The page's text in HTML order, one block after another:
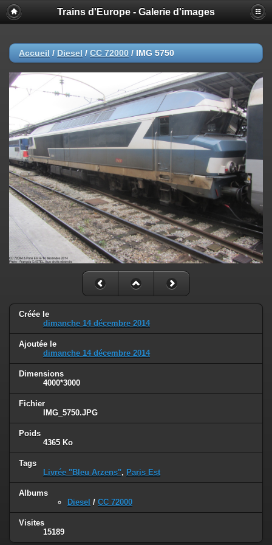
Trains d'Europe - Galerie d'images
Accueil / Diesel / CC 72000 / IMG 5750
Créée le
dimanche 14 décembre 2014
Ajoutée le
dimanche 14 décembre 2014
Dimensions
4000*3000
Fichier
IMG_5750.JPG
Poids
4365 Ko
Tags
Livrée "Bleu Arzens", Paris Est
Albums
Diesel / CC 72000
Visites
15189